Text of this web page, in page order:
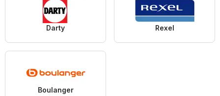
Darty Rexel
Boulanger